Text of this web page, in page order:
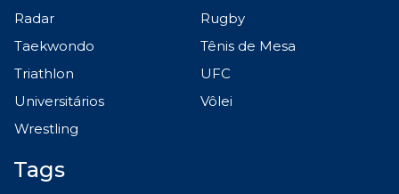
Radar
Rugby
Taekwondo
Tênis de Mesa
Triathlon
UFC
Universitários
Vôlei
Wrestling
Tags